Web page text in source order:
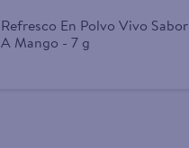
Refresco En Polvo Vivo Sabor
A Mango - 7 g